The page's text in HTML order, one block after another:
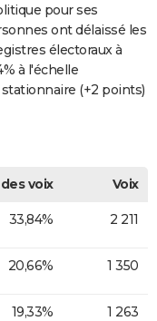
pour ses
ont délaissé les
électoraux à
à l'échelle
(+2 points)
des voix
Voix
33,84% 2 211
20,66% 1 350
19,33% 1 263